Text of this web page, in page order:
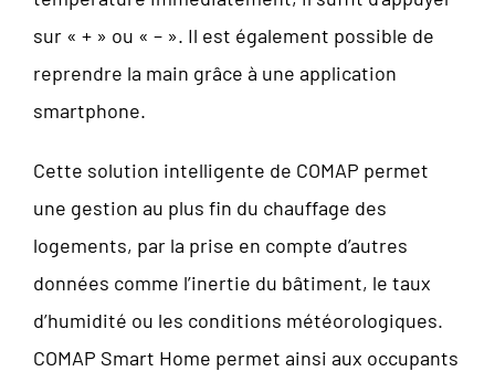
sur « + » ou « – ». Il est également possible de
reprendre la main grâce à une application
smartphone.
Cette solution intelligente de COMAP permet
une gestion au plus fin du chauffage des
logements, par la prise en compte d’autres
données comme l’inertie du bâtiment, le taux
d’humidité ou les conditions météorologiques.
COMAP Smart Home permet ainsi aux occupants